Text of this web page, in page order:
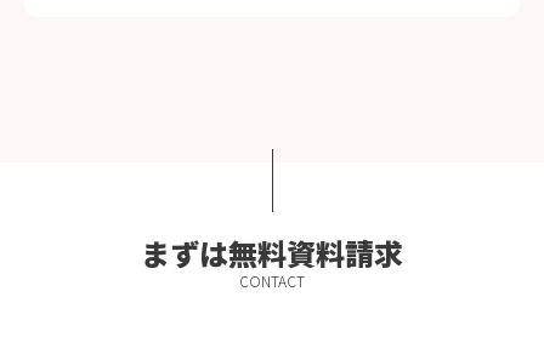
まずは無料資料請求
CONTACT